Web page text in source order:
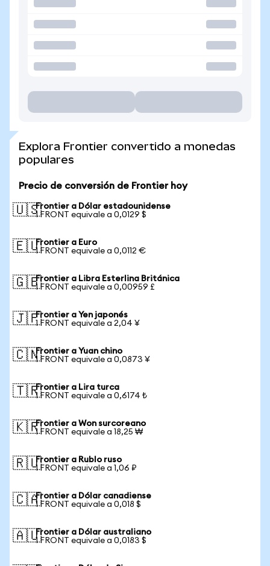
Explora Frontier convertido a monedas
populares
Precio de conversión de Frontier hoy
🇺🇸Frontier a Dólar estadounidense
1 FRONT equivale a 0,0129 $
🇪🇺Frontier a Euro
1 FRONT equivale a 0,0112 €
🇬🇧Frontier a Libra Esterlina Británica
1 FRONT equivale a 0,00959 £
🇯🇵Frontier a Yen japonés
1 FRONT equivale a 2,04 ¥
🇨🇳Frontier a Yuan chino
1 FRONT equivale a 0,0873 ¥
🇹🇷Frontier a Lira turca
1 FRONT equivale a 0,6174 ₺
🇰🇷Frontier a Won surcoreano
1 FRONT equivale a 18,25 ₩
🇷🇺Frontier a Rublo ruso
1 FRONT equivale a 1,06 ₽
🇨🇦Frontier a Dólar canadiense
1 FRONT equivale a 0,018 $
🇦🇺Frontier a Dólar australiano
1 FRONT equivale a 0,0183 $